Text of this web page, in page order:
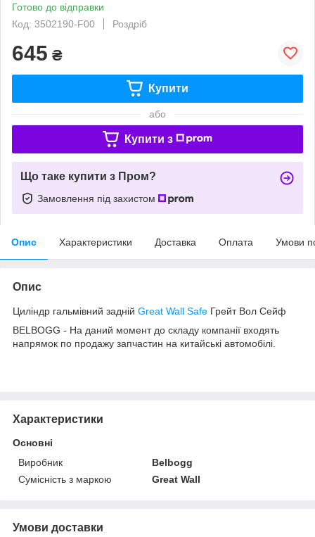
Готово до відправки
Код: 3502190-F00
Роздріб
645 ₴
Купити
або
Купити з
Що таке купити з Пром?
Замовлення під захистом
Опис Характеристики Доставка Оплата Умови
Опис
Циліндр гальмівний задній Great Wall Safe Грейт Вол Сейф
BELBOGG - На даний момент до складу компанії входять
напрямок по продажу запчастин на китайські автомобілі.
Характеристики
Основні
Виробник
Belbogg
Сумісність з маркою
Great Wall
Умови доставки